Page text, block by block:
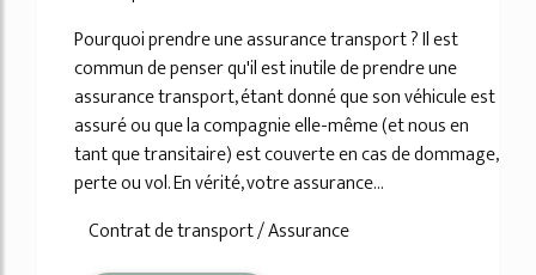
Pourquoi prendre une assurance transport ? Il est
commun de penser qu'il est inutile de prendre une
assurance transport, étant donné que son véhicule est
assuré ou que la compagnie elle-même (et nous en
tant que transitaire) est couverte en cas de dommage,
perte ou vol. En vérité, votre assurance...
Contrat de transport / Assurance